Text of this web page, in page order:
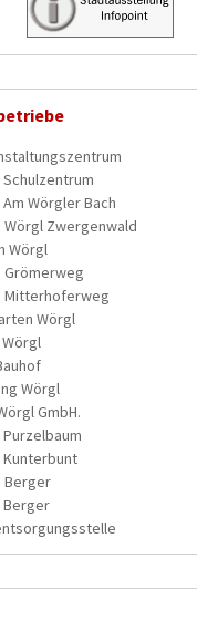
Wörgler Bach
Zwergenwald
Wörgl
Mitterhoferweg
Wörgl
Wörgl
GmbH.
Berger